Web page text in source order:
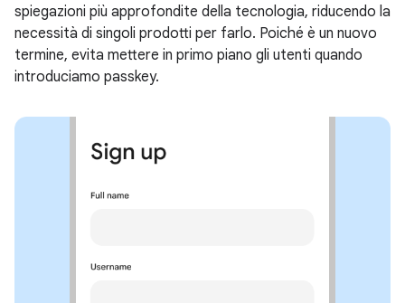
spiegazioni più approfondite della tecnologia, riducendo la
necessità di singoli prodotti per farlo. Poiché è un nuovo
termine, evita mettere in primo piano gli utenti quando
introduciamo passkey.